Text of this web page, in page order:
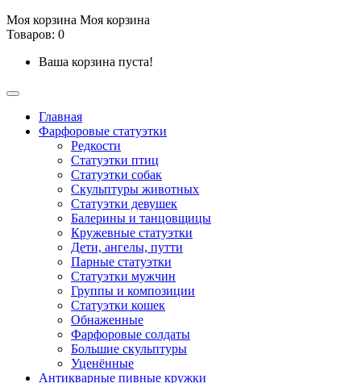
Моя корзина Моя корзина
Товаров: 0
Ваша корзина пуста!
Главная
Фарфоровые статуэтки
Редкости
Cтатуэтки птиц
Cтатуэтки собак
Скульптуры животных
Статуэтки девушек
Балерины и танцовщицы
Кружевные статуэтки
Дети, ангелы, путти
Парные статуэтки
Статуэтки мужчин
Группы и композиции
Статуэтки кошек
Обнаженные
Фарфоровые солдаты
Большие скульптуры
Уценённые
Антикварные пивные кружки